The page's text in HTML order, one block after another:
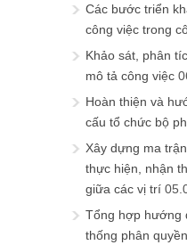
Các bước triển
công việc trong
Khảo sát, phân
mô tả công việc
Hoàn thiện và
cấu tổ chức bộ
Xây dựng ma
thực hiện, nhận
giữa các vị trí
Tổng hợp hướng
thống phân